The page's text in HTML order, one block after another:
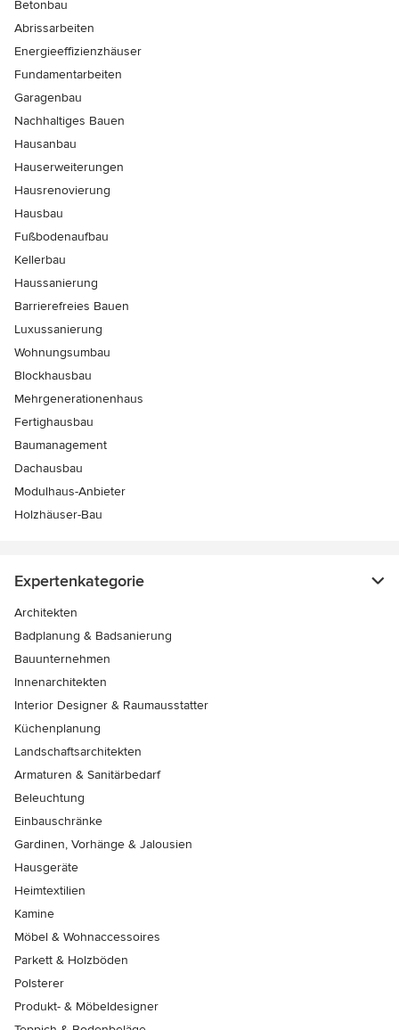
Betonbau
Abrissarbeiten
Energieeffizienzhäuser
Fundamentarbeiten
Garagenbau
Nachhaltiges Bauen
Hausanbau
Hauserweiterungen
Hausrenovierung
Hausbau
Fußbodenaufbau
Kellerbau
Haussanierung
Barrierefreies Bauen
Luxussanierung
Wohnungsumbau
Blockhausbau
Mehrgenerationenhaus
Fertighausbau
Baumanagement
Dachausbau
Modulhaus-Anbieter
Holzhäuser-Bau
Expertenkategorie
Architekten
Badplanung & Badsanierung
Bauunternehmen
Innenarchitekten
Interior Designer & Raumausstatter
Küchenplanung
Landschaftsarchitekten
Armaturen & Sanitärbedarf
Beleuchtung
Einbauschränke
Gardinen, Vorhänge & Jalousien
Hausgeräte
Heimtextilien
Kamine
Möbel & Wohnaccessoires
Parkett & Holzböden
Polsterer
Produkt- & Möbeldesigner